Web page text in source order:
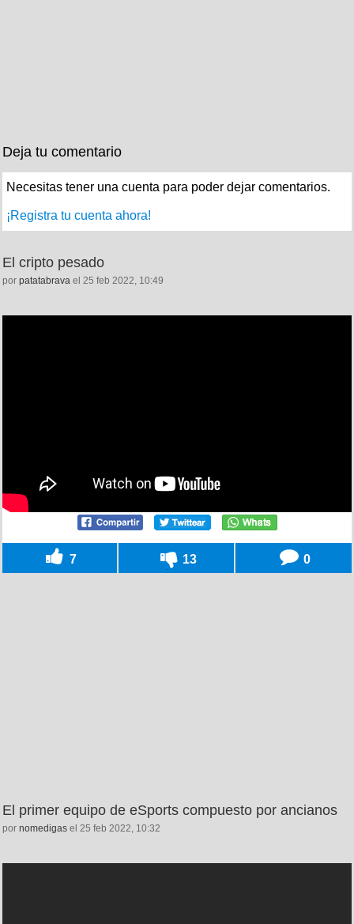
Deja tu comentario
Necesitas tener una cuenta para poder dejar comentarios.
¡Registra tu cuenta ahora!
El cripto pesado
por patatabrava el 25 feb 2022, 10:49
7 13 0
El primer equipo de eSports compuesto por ancianos
por nomedigas el 25 feb 2022, 10:32